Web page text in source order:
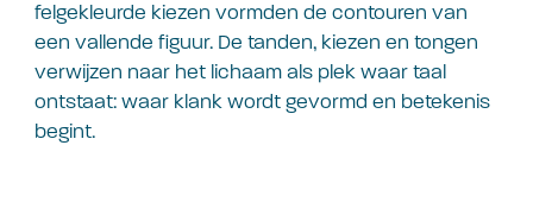
felgekleurde kiezen vormden de contouren van
een vallende figuur. De tanden, kiezen en tongen
verwijzen naar het lichaam als plek waar taal
ontstaat: waar klank wordt gevormd en betekenis
begint.